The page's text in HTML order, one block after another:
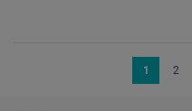
1 2